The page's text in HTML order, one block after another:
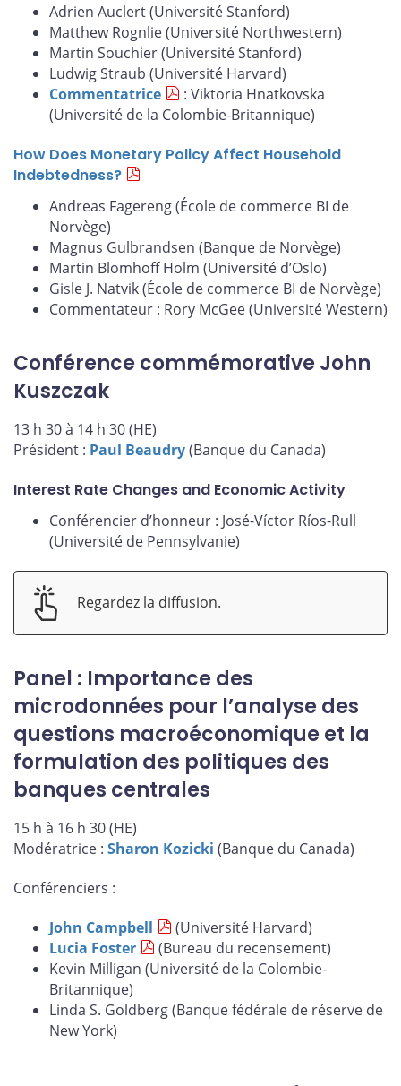
Adrien Auclert (Université Stanford)
Matthew Rognlie (Université Northwestern)
Martin Souchier (Université Stanford)
Ludwig Straub (Université Harvard)
Commentatrice
: Viktoria Hnatkovska
(Université de la Colombie-Britannique)
How Does Monetary Policy Affect Household
Indebtedness?
Andreas Fagereng (École de commerce BI de
Norvège)
Magnus Gulbrandsen (Banque de Norvège)
Martin Blomhoff Holm (Université d’Oslo)
Gisle J. Natvik (École de commerce BI de Norvège)
Commentateur : Rory McGee (Université Western)
Conférence commémorative John
Kuszczak
13 h 30 à 14 h 30 (HE)
Président : Paul Beaudry(Banque du Canada)
Interest Rate Changes and Economic Activity
Conférencier d’honneur : José-Víctor Ríos-Rull
(Université de Pennsylvanie)
Regardez la diffusion.
Panel : Importance des
microdonnées pour l’analyse des
questions macroéconomique et la
formulation des politiques des
banques centrales
15 h à 16 h 30 (HE)
Modératrice : Sharon Kozicki (Banque du Canada)
Conférenciers :
John Campbell
(Université Harvard)
Lucia Foster
(Bureau du recensement)
Kevin Milligan (Université de la Colombie-
Britannique)
Linda S. Goldberg (Banque fédérale de réserve de
New York)